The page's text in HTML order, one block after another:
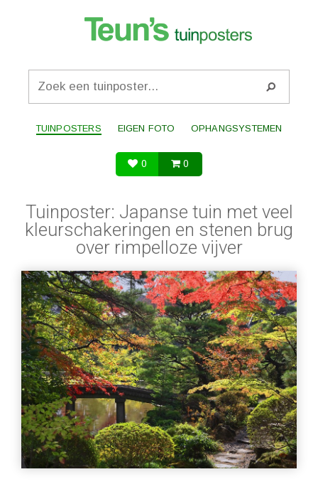
TUINPOSTERS EIGEN FOTO OPHANGSYSTEMEN
0 0
Tuinposter: Japanse tuin met veel
kleurschakeringen en stenen brug
over rimpelloze vijver